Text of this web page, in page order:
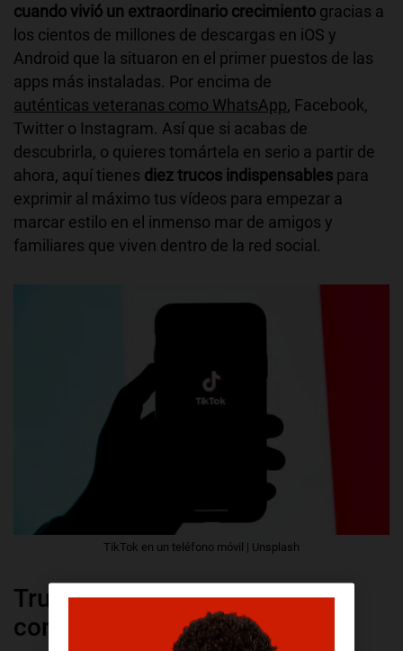
cuando vivió un extraordinario crecimiento gracias a
los cientos de millones de descargas en iOS y
Android que la situaron en el primer puestos de las
apps más instaladas. Por encima de
auténticas veteranas como WhatsApp, Facebook,
Twitter o Instagram. Así que si acabas de
descubrirla, o quieres tomártela en serio a partir de
ahora, aquí tienes diez trucos indispensables para
exprimir al máximo tus vídeos para empezar a
marcar estilo en el inmenso mar de amigos y
familiares que viven dentro de la red social.
TikTok en un teléfono móvil | Unsplash
Trucos para publicar mejor
contenido